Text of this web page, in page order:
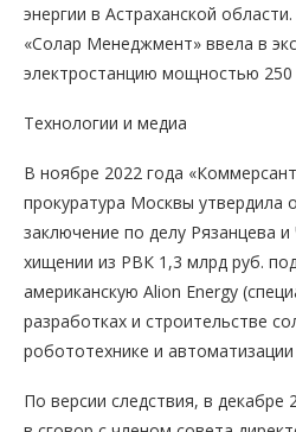
энергии в Астраханской
«Солар Менеджмент» ввела в
электростанцию мощностью 250
Технологии и медиа
В ноябре 2022 года
прокуратура Москвы утвердила
заключение по делу Рязанцева
хищении из РВК 1,3 млрд руб.
американскую Alion Energy
разработках и строительстве
робототехнике и
По версии следствия, в декабре